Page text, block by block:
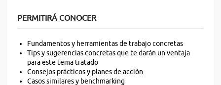
PERMITIRÁ CONOCER
Fundamentos y herramientas de trabajo concretas
Tips y sugerencias concretas que te darán un ventaja
para este tema tratado
Consejos prácticos y planes de acción
Casos similares y benchmarking